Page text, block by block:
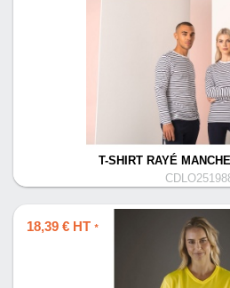
T-SHIRT RAYÉ
18,39 € HT *